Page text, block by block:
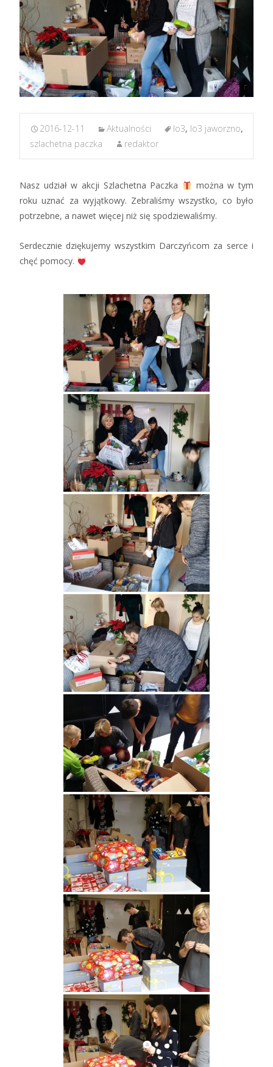
2016-12-11 Aktualności lo3, lo3 jaworzno,
szlachetna paczka
redaktor
Nasz udział w akcji Szlachetna Paczka
można w tym
roku uznać za wyjątkowy. Zebraliśmy wszystko, co było
potrzebne, a nawet więcej niż się spodziewaliśmy.
Serdecznie dziękujemy wszystkim Darczyńcom za serce i
chęć pomocy.